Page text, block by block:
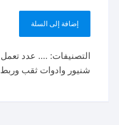
كمية
كومبو
امباكت
إضافة إلى السلة
التصنيفات: .... عدد تعمل
شنيور وادوات ثقب وربط